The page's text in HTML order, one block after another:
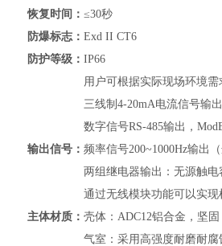
恢复时间： ≤30秒
防爆标志： Exd II CT6
防护等级： IP66
输出信号：
用户可根据实际现场环境需
三线制4-20mA电流信号输
数字信号RS-485输出，
频率信号200~1000Hz输出（
两组继电器输出：无源触电
通过无线模块功能可以实
主体材质： 壳体：ADC12铝合金，坚
气室：采用高强度耐磨耐腐